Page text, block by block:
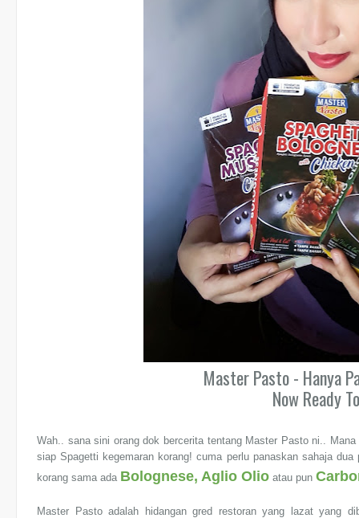
Master Pasto - Hanya
Now Ready
Wah.. sana sini orang dok bercerita tentang Master Pasto ni..
siap Spagetti kegemaran korang! cuma perlu panaskan sahaja
korang sama ada Bolognese, Aglio Olio atau pun
Master Pasto adalah hidangan gred restoran yang lazat yang